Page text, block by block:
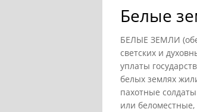
Белые
БЕЛЫЕ ЗЕМЛИ
светских и
уплаты
белых землях
пахотные
или беломестные,